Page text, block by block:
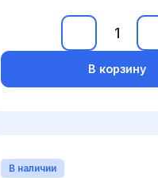
В корзину
В наличии